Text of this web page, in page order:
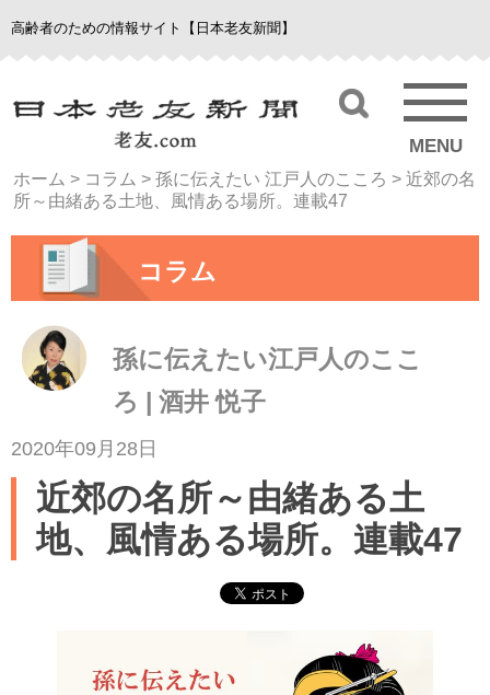
高齢者のための情報サイト【日本老友新聞】
MENU
ホーム > コラム > 孫に伝えたい 江戸人のこころ > 近郊の名
所～由緒ある土地、風情ある場所。連載47
コラム
孫に伝えたい江戸人のここ
ろ | 酒井 悦子
2020年09月28日
近郊の名所～由緒ある土
地、風情ある場所。連載47